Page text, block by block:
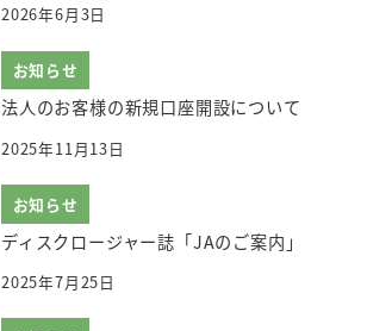
2026年6月3日
お知らせ
法人のお客様の新規口座開設について
2025年11月13日
お知らせ
ディスクロージャー誌「JAのご案内」
2025年7月25日